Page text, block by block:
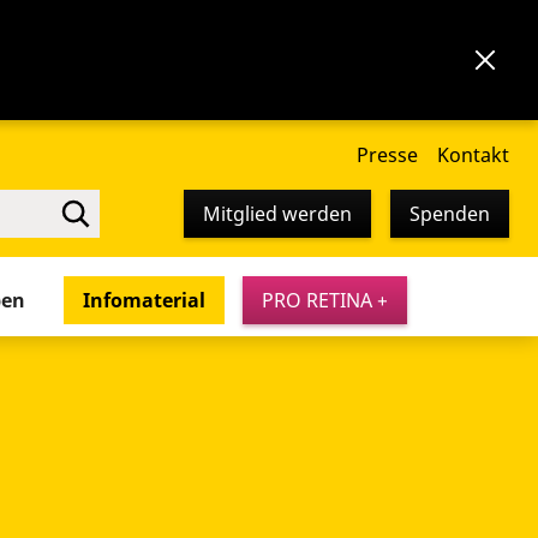
Presse Kontakt
Mitglied werden Spenden
Infomaterial PRO RETINA +